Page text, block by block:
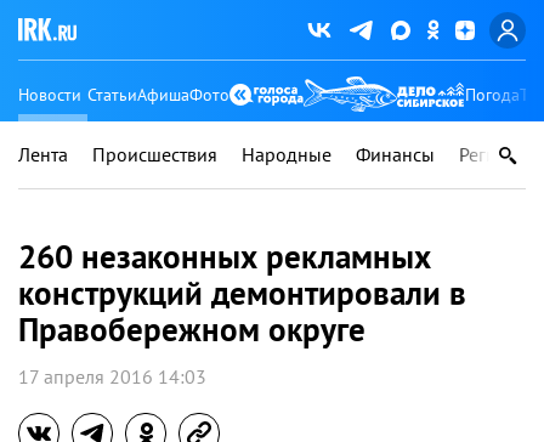
Новости СтатьиАфишаФото Погода
Лента Происшествия Народные Финансы Регионы
260 незаконных рекламных
конструкций демонтировали в
Правобережном округе
17 апреля 2016 14:03